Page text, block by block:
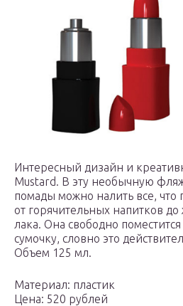
Интересный дизайн и
Mustard. В эту необычную
помады можно налить все, что
от горячительных напитков до
лака. Она свободно
сумочку, словно это
Объем 125 мл.
Материал: пластик
Цена: 520 рублей